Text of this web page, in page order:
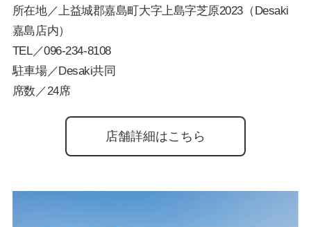
所在地／上益城郡嘉島町大字上島字芝原2023（Desaki
嘉島店内）
TEL／096-234-8108
駐車場／Desaki共同
席数／24席
店舗詳細はこちら